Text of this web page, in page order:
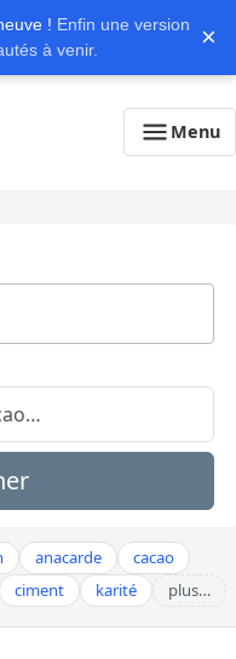
! Enfin une version
à venir.
×
Menu
anacarde
cacao
ciment karité plus…